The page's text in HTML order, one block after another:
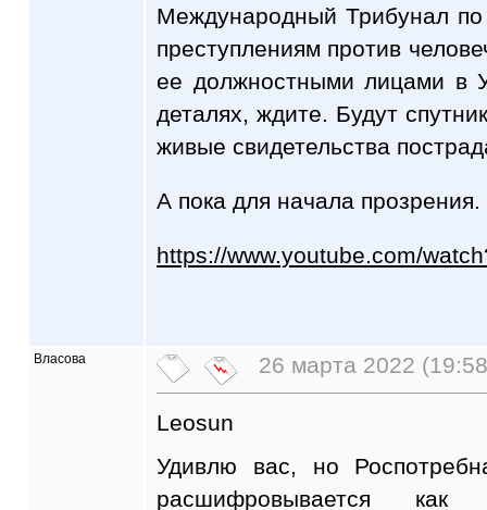
Международный Трибунал
преступлениям против
ее должностными лицами в
деталях, ждите. Будут
живые свидетельства
А пока для начала прозрения.
https://www.youtube.com/
Власова 26 марта 2022
Leosun
Удивлю вас, но
расшифровывается